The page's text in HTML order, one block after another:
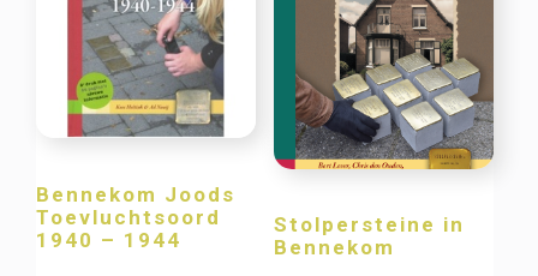
Bennekom Joods
Toevluchtsoord
1940 – 1944
Stolpersteine in
Bennekom